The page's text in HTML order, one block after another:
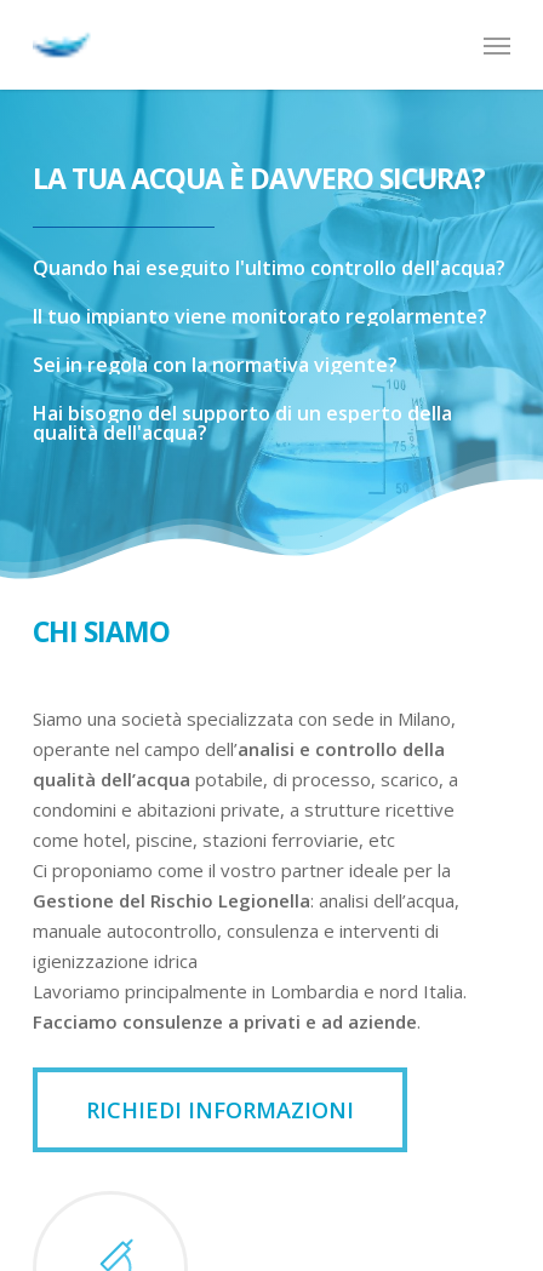
Menu
LA TUA ACQUA È DAVVERO SICURA?
Quando hai eseguito l'ultimo controllo dell'acqua?
Il tuoimpianto viene monitorato regolarmente?
Seiinregola con lanormativa vigente?
Hai bisognodel supportodi un esperto della
qualitàdell'acqua?
CHI SIAMO
Siamo una società specializzata con sede in Milano,
operante nel campo dell’analisi e controllo della
qualità dell’acqua potabile, di processo, scarico, a
condomini e abitazioni private, a strutture ricettive
come hotel, piscine, stazioni ferroviarie, etc
Ci proponiamo come il vostro partner ideale per la
Gestione del Rischio Legionella: analisi dell’acqua,
manuale autocontrollo, consulenza e interventi di
igienizzazione idrica
Lavoriamo principalmente in Lombardia e nord Italia.
Facciamo consulenze a privati e ad aziende.
RICHIEDI INFORMAZIONI